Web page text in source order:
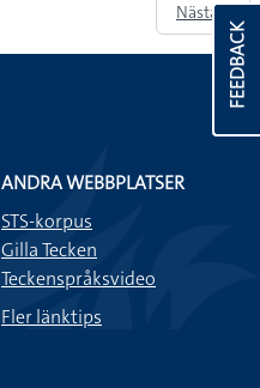
Nästa »
FEEDBACK
ANDRA WEBBPLATSER
STS-korpus
Gilla Tecken
Teckenspråksvideo
Fler länktips